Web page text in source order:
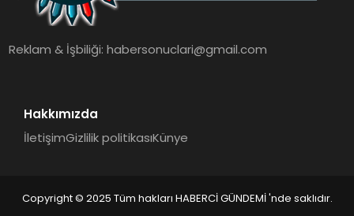
TEKNOLOJI
Reklam & İşbiliği:habersonuclari@gmail.com
Hakkımızda
İletişimGizlilik politikasıKünye
Copyright © 2025 Tüm hakları HABERCİ GÜNDEMİ 'nde saklıdır.